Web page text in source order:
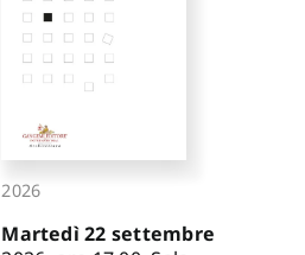
2026
Martedì 22 settembre